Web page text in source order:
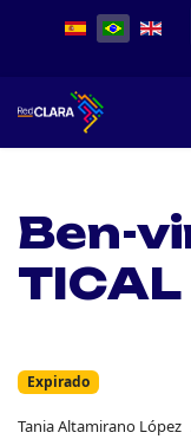
Ben-
Expirado
Tania Altamirano López